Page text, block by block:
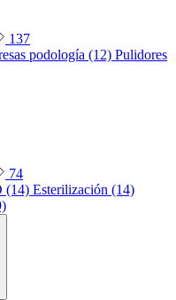
137
podología (12) Pulidores
74
(14) Esterilización (14)